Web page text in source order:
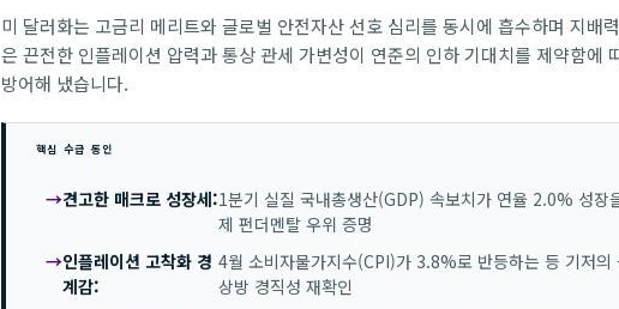
미 달러화는 고금리 메리트와 글로벌 안전자산 선호 심리를 동시에 흡수하며 지배
은 끈전한 인플레이션 압력과 통상 관세 가변성이 연준의 인하 기대치를 제약함에
방어해 냈습니다.
핵심 수급 동인
견고한 매크로 성장세:1분기 실질 국내총생산(GDP) 속보치가 연율 2.0% 성장
제 펀더멘탈 우위 증명
인플레이션 고착화 경
계감:
4월 소비자물가지수(CPI)가 3.8%로 반등하는 등 기저의
상방 경직성 재확인